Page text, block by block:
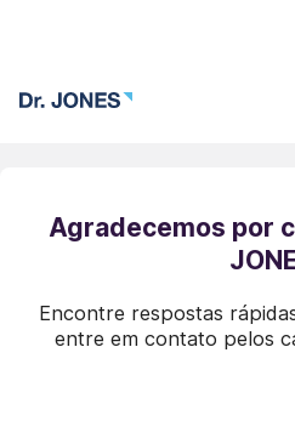
Agradecemos por
Encontre respostas
entre em contato pelos